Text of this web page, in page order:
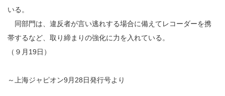
いる。
同部門は、違反者が言い逃れする場合に備えてレコーダーを携
帯するなど、取り締まりの強化に力を入れている。
（９月19日）
～上海ジャピオン9月28日発行号より